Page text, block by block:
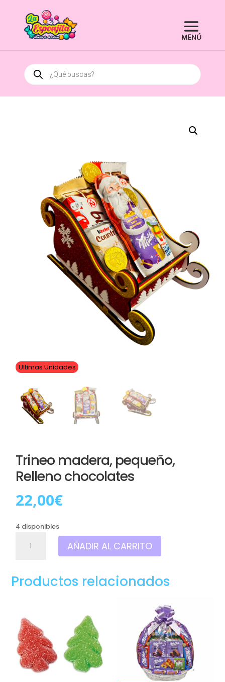
Búsqueda
de
productos
Ultimas Unidades
Trineo madera, pequeño,
Relleno chocolates
22,00€
4 disponibles
madera,
chocolates
AÑADIR AL CARRITO
Productos relacionados